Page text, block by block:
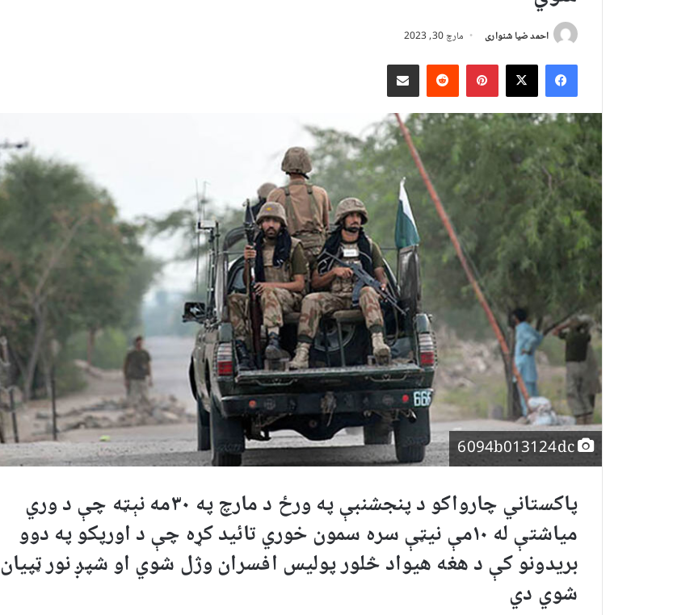
احمد ضیا شنواری مارچ 30, 2023
Facebook
X
Pinterest
Redditد بریښنالیک له لارې شریک کړئ
6094b013124dc
پاکستاني چارواکو د پنجشنبې په ورځ د مارچپه ۳۰مه نېټه چې د وري
مياشتې له ۱۰مې نيټې سره سمون خوري تائید کړه چې د اورپکو په دوو
بریدونو کې د هغه هیواد څلور پولیس افسران وژل شوي او شپږ نور ټپیان
شوي دي